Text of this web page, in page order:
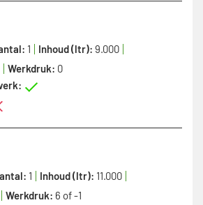
1 Inhoud (ltr): 9.000
Werkdruk: 0
1 Inhoud (ltr): 11.000
Werkdruk: 6 of -1